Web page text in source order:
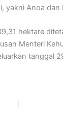
yakni Anoa dan
hektare
Menteri
tanggal